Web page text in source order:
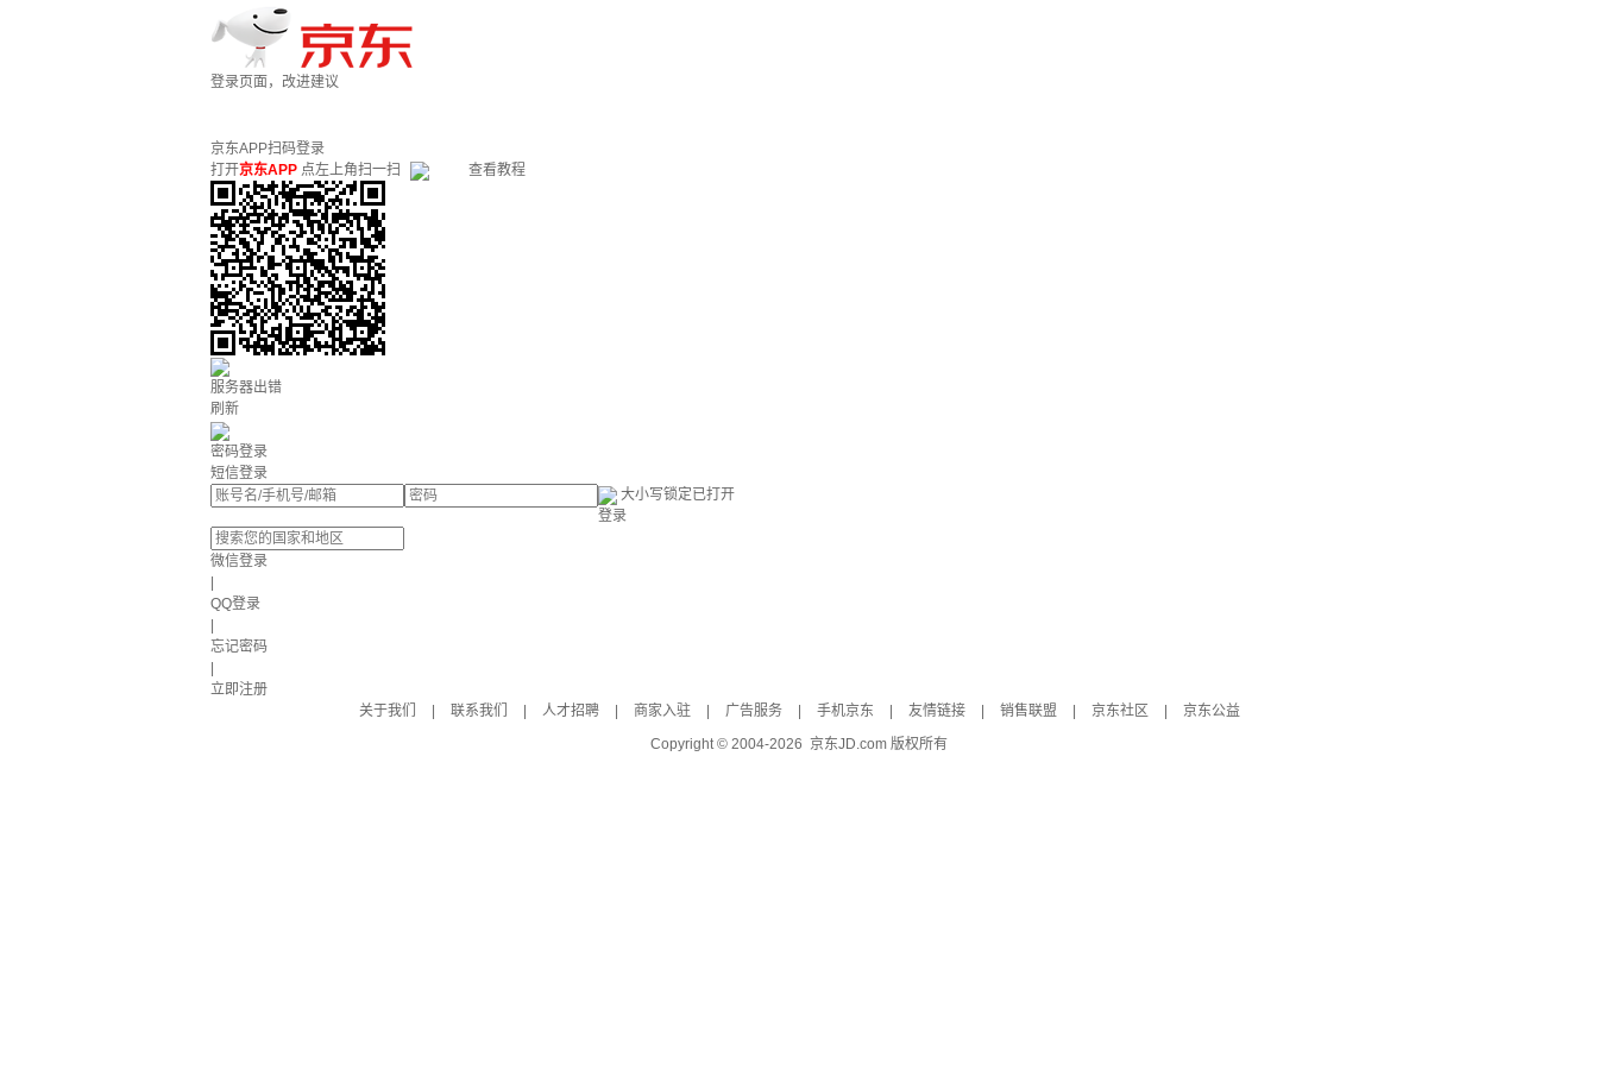
登录页面，改进建议
京东APP扫码登录
打开京东APP 点左上角扫一扫 查看教程
服务器出错
刷新
密码登录
短信登录
大小写锁定已打开
登录
微信登录
QQ登录
忘记密码
立即注册
关于我们
联系我们 人才招聘 商家入驻 广告服务 手机京东 友情链接 销售联盟 京东社区
京东公益
Copyright © 2004-2026 京东JD.com 版权所有